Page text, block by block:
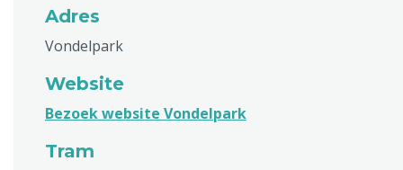
Adres
Vondelpark
Website
Bezoek website Vondelpark
Tram